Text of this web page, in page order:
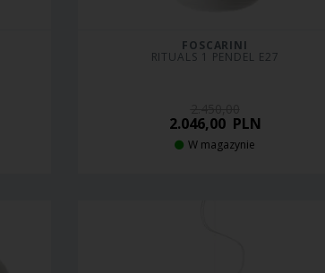
FOSCARINI
RITUALS 1 PENDEL E27
2.046,00PLN
W magazynie